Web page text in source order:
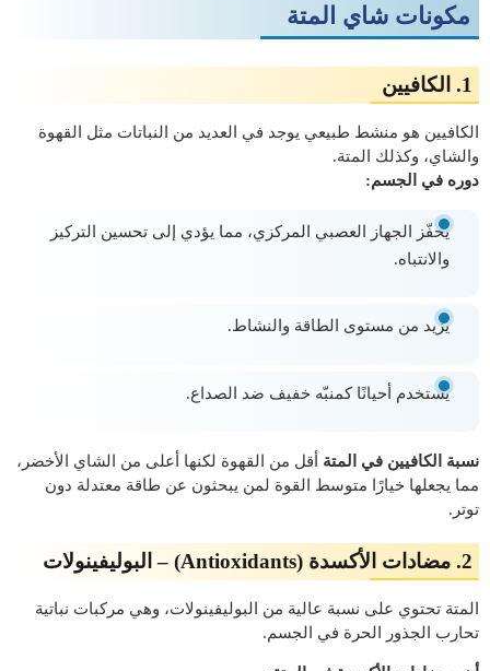
مكونات شاي المتة
1. الكافيين
الكافيين هو منشط طبيعي يوجد في العديد من النباتات مثل القهوة
والشاي، وكذلك المتة.
دوره في الجسم:
يحفّز الجهاز العصبي المركزي، مما يؤدي إلى تحسين التركيز
والانتباه.
يزيد من مستوى الطاقة والنشاط.
يُستخدم أحيانًا كمنبّه خفيف ضد الصداع.
نسبة الكافيين في المتة أقل من القهوة لكنها أعلى من الشاي الأخضر،
مما يجعلها خيارًا متوسط القوة لمن يبحثون عن طاقة معتدلة دون
توتر.
2. مضادات الأكسدة (Antioxidants) – البوليفينولات
المتة تحتوي على نسبة عالية من البوليفينولات، وهي مركبات نباتية
تحارب الجذور الحرة في الجسم.